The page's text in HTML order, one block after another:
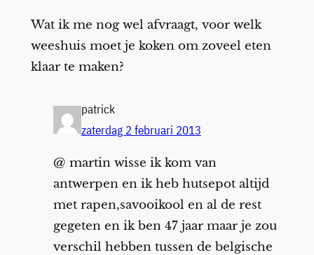
Wat ik me nog wel afvraagt, voor welk
weeshuis moet je koken om zoveel eten
klaar te maken?
patrick
zaterdag 2 februari 2013
@ martin wisse ik kom van
antwerpen en ik heb hutsepot altijd
met rapen,savooikool en al de rest
gegeten en ik ben 47 jaar maar je zou
verschil hebben tussen de belgische